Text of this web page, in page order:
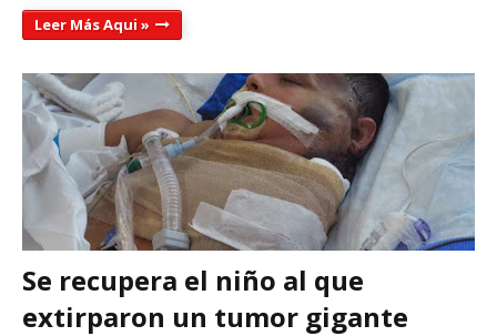
Leer Más Aqui »
Se recupera el niño al que
extirparon un tumor gigante